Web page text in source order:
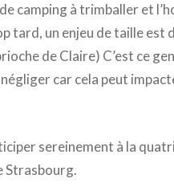
camping à trimballer et
tard, un enjeu de taille est
de Claire) C’est ce
car cela peut
sereinement à la
Strasbourg.